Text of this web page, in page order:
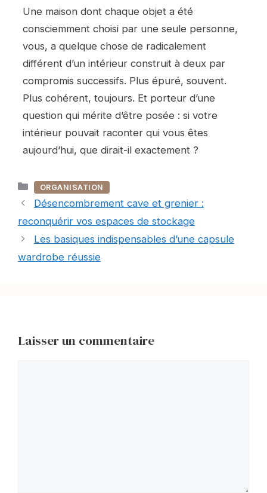
Une maison dont chaque objet a été
consciemment choisi par une seule personne,
vous, a quelque chose de radicalement
différent d’un intérieur construit à deux par
compromis successifs. Plus épuré, souvent.
Plus cohérent, toujours. Et porteur d’une
question qui mérite d’être posée : si votre
intérieur pouvait raconter qui vous êtes
aujourd’hui, que dirait-il exactement ?
Catégories
ORGANISATION
Désencombrement cave et grenier :
reconquérir vos espaces de stockage
Les basiques indispensables d’une capsule
wardrobe réussie
Laisser un commentaire